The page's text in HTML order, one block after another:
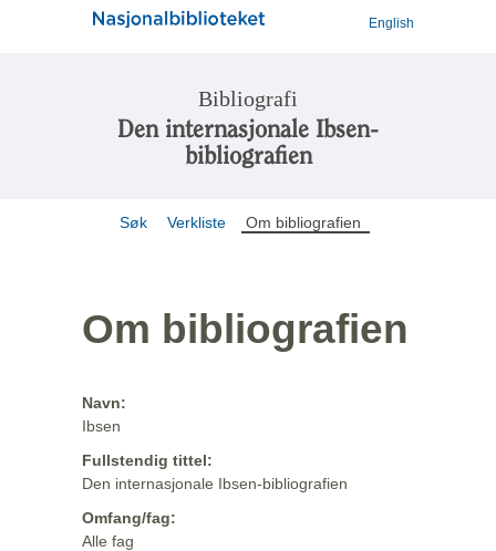
English
Bibliografi
Den internasjonale Ibsen-
bibliografien
Søk Verkliste Om bibliografien
Om bibliografien
Navn:
Ibsen
Fullstendig tittel:
Den internasjonale Ibsen-bibliografien
Omfang/fag:
Alle fag